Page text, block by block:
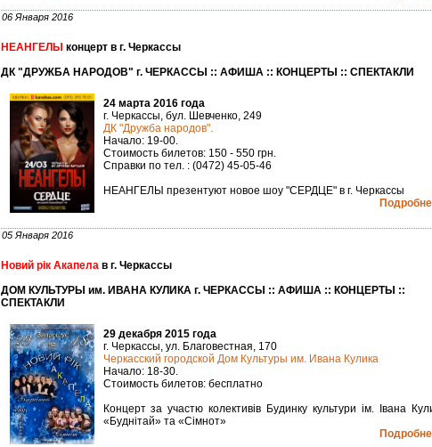
06 Января 2016
НЕАНГЕЛЫ концерт в г. Черкассы
ДК "ДРУЖБА НАРОДОВ" г. ЧЕРКАССЫ :: АФИША :: КОНЦЕРТЫ :: СПЕКТАКЛИ
24 марта 2016 года
г. Черкассы, бул. Шевченко, 249
ДК "Дружба народов".
Начало: 19-00.
Стоимость билетов: 150 - 550 грн.
Справки по тел. : (0472) 45-05-46
НЕАНГЕЛЫ презентуют новое шоу "СЕРДЦЕ" в г. Черкассы
05 Января 2016
Новий рік Акапелав г. Черкассы
ДОМ КУЛЬТУРЫ им. ИВАНА КУЛИКА г. ЧЕРКАССЫ :: АФИША :: КОНЦЕРТЫ ::
СПЕКТАКЛИ
29 декабря 2015 года
г. Черкассы, ул. Благовестная, 170
Черкасский городской Дом Культуры им. Ивана Кулика
Начало: 18-30.
Стоимость билетов: бесплатно
Концерт за участю колективів Будинку культури ім. Івана
«Буднітай» та «Сімнот»